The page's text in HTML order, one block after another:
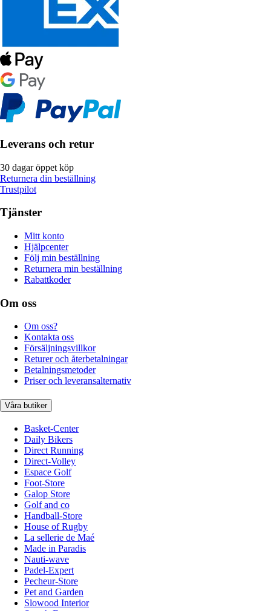
Leverans och retur
30 dagar öppet köp
Returnera din beställning
Trustpilot
Tjänster
Mitt konto
Hjälpcenter
Följ min beställning
Returnera min beställning
Rabattkoder
Om oss
Om oss?
Kontakta oss
Försäljningsvillkor
Returer och återbetalningar
Betalningsmetoder
Priser och leveransalternativ
Våra butiker
Basket-Center
Daily Bikers
Direct Running
Direct-Volley
Espace Golf
Foot-Store
Galop Store
Golf and co
Handball-Store
House of Rugby
La sellerie de Maé
Made in Paradis
Nauti-wave
Padel-Expert
Pecheur-Store
Pet and Garden
Slowood Interior